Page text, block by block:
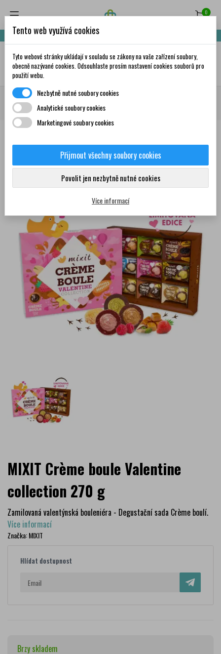
0
Nakupte za 999,- Kč a získáte dopravu zdarma!
✦AI
Domů Zdravá výživa Potraviny Mixit
collection 270 g
MIXIT Crème boule Valentine
collection 270 g
Zamilovaná valentýnská bouleniéra - Degustační sada Crème boulí.
Více informací
Značka:MIXIT
Hlídat dostupnost
Brzy skladem
Tento web využívá cookies
Tyto webové stránky ukládají v souladu se zákony na vaše zařízení soubory,
obecně nazývané cookies. Odsouhlaste prosím nastavení cookies souborů pro
použití webu.
Nezbytně nutné soubory cookies
Analytické soubory cookies
Marketingové soubory cookies
Přijmout všechny soubory cookies
Povolit jen nezbytně nutné cookies
Více informací